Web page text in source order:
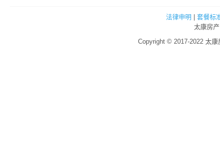
法律申明
套餐标
太康房
Copyright © 2017-2022 太